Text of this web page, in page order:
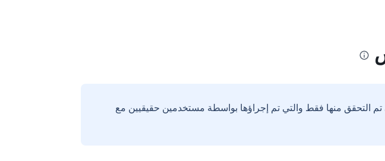
التحقق منها فقط والتي تم إجراؤها بواسطة مستخدمين حقيقيين مع